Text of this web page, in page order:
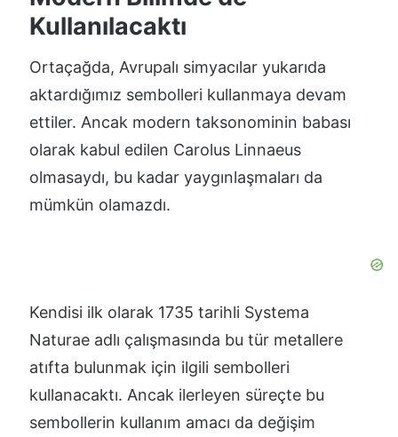
Kullanılacaktı
Ortaçağda, Avrupalı simyacılar yukarıda
aktardığımız sembolleri kullanmaya devam
ettiler. Ancak modern taksonominin babası
olarak kabul edilen Carolus Linnaeus
olmasaydı, bu kadar yaygınlaşmaları da
mümkün olamazdı.
Kendisi ilk olarak 1735 tarihli Systema
Naturae adlı çalışmasında bu tür metallere
atıfta bulunmak için ilgili sembolleri
kullanacaktı. Ancak ilerleyen süreçte bu
sembollerin kullanım amacı da değişim